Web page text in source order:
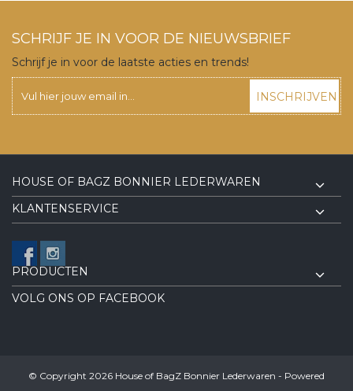
SCHRIJF JE IN VOOR DE NIEUWSBRIEF
Schrijf je in voor de laatste acties en trends!
INSCHRIJVEN
HOUSE OF BAGZ BONNIER LEDERWAREN
KLANTENSERVICE
PRODUCTEN
VOLG ONS OP FACEBOOK
© Copyright 2026 House of BagZ Bonnier Lederwaren - Powered